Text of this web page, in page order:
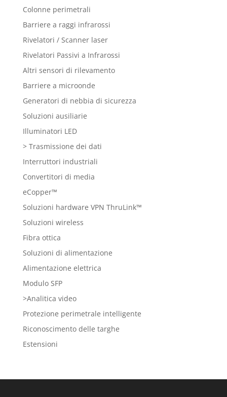
Colonne perimetrali
Barriere a raggi infrarossi
Rivelatori / Scanner laser
Rivelatori Passivi a Infrarossi
Altri sensori di rilevamento
Barriere a microonde
Generatori di nebbia di sicurezza
Soluzioni ausiliarie
Illuminatori LED
> Trasmissione dei dati
Interruttori industriali
Convertitori di media
eCopper™
Soluzioni hardware VPN ThruLink™
Soluzioni wireless
Fibra ottica
Soluzioni di alimentazione
Alimentazione elettrica
Modulo SFP
>Analitica video
Protezione perimetrale intelligente
Riconoscimento delle targhe
Estensioni